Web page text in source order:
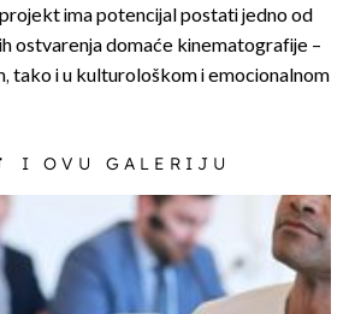
ima potencijal postati jedno od
ostvarenja domaće kinematografije –
tako i u kulturološkom i emocionalnom
I OVU GALERIJU